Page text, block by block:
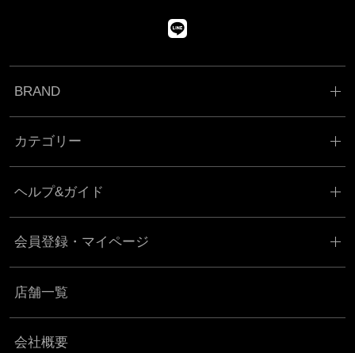
BRAND
カテゴリー
ヘルプ&ガイド
会員登録・マイページ
店舗一覧
会社概要